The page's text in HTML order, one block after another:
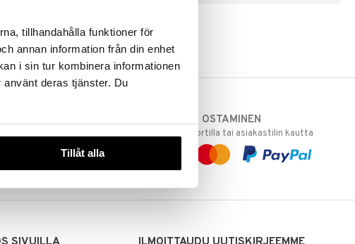
tillhandahålla funktioner för
annan information från din enhet
i sin tur kombinera informationen
deras tjänster. Du
Tillåt alla
varastoomme
juuri Sinua varten!
sivuillamme.
TURVALLINEN OSTAMINEN
laskulla, pankkikortilla tai asiakastilin kautta